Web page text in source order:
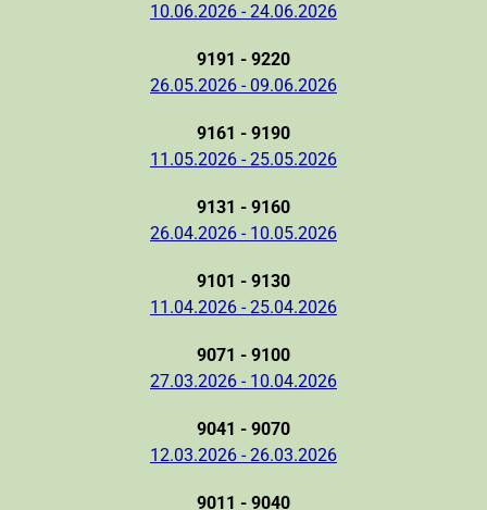
10.06.2026 - 24.06.2026
9191 - 9220
26.05.2026 - 09.06.2026
9161 - 9190
11.05.2026 - 25.05.2026
9131 - 9160
26.04.2026 - 10.05.2026
9101 - 9130
11.04.2026 - 25.04.2026
9071 - 9100
27.03.2026 - 10.04.2026
9041 - 9070
12.03.2026 - 26.03.2026
9011 - 9040